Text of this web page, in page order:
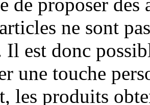
de proposer
ne sont
Il est donc
une touche
les produits